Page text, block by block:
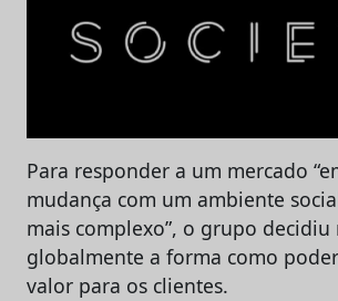
Para responder a um mercado
mudança com um ambiente
mais complexo”, o grupo decidiu
globalmente a forma como
valor para os clientes.